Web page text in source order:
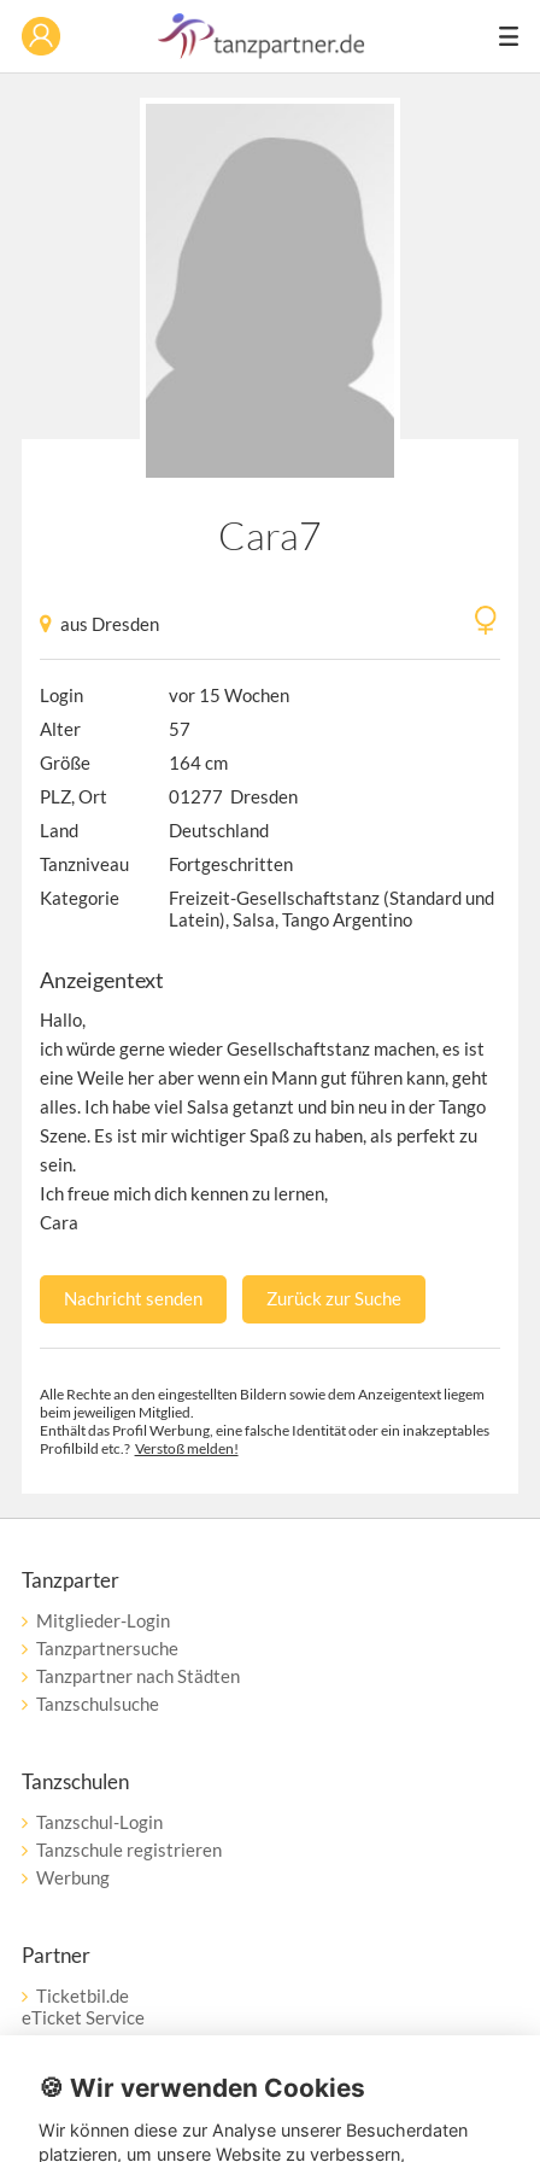
Cara7
aus Dresden
Login
vor 15 Wochen
Alter
57
Größe
164 cm
PLZ, Ort
01277 Dresden
Land
Deutschland
Tanzniveau
Fortgeschritten
Kategorie
Freizeit-Gesellschaftstanz (Standard und
Latein), Salsa, Tango Argentino
Anzeigentext
Hallo,
ich würde gerne wieder Gesellschaftstanz machen, es ist
eine Weile her aber wenn ein Mann gut führen kann, geht
alles. Ich habe viel Salsa getanzt und bin neu in der Tango
Szene. Es ist mir wichtiger Spaß zu haben, als perfekt zu
sein.
Ich freue mich dich kennen zu lernen,
Cara
Nachricht senden Zurück zur Suche
Alle Rechte an den eingestellten Bildern sowie dem Anzeigentext liegem
beim jeweiligen Mitglied.
Enthält das Profil Werbung, eine falsche Identität oder ein inakzeptables
Profilbild etc.? Verstoß melden!
Tanzparter
Mitglieder-Login
Tanzpartnersuche
Tanzpartner nach Städten
Tanzschulsuche
Tanzschulen
Tanzschul-Login
Tanzschule registrieren
Werbung
Partner
Ticketbil.de
eTicket Service
Vertrag widerrufen
Service
🍪 Wir verwenden Cookies
Wir können diese zur Analyse unserer Besucherdaten
platzieren, um unsere Website zu verbessern,